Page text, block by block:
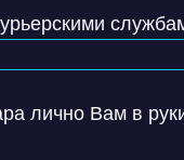
лично Вам в